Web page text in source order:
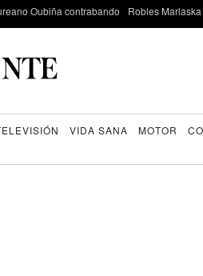
Oubiña contrabando Robles
VIDA SANA MOTOR